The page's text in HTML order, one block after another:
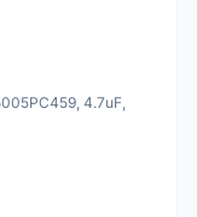
4.7uF,